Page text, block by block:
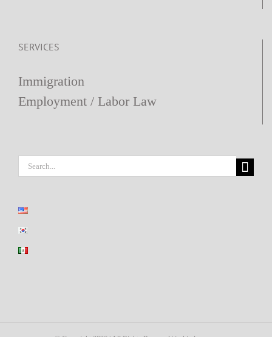
SERVICES
Immigration
Employment / Labor Law
Search